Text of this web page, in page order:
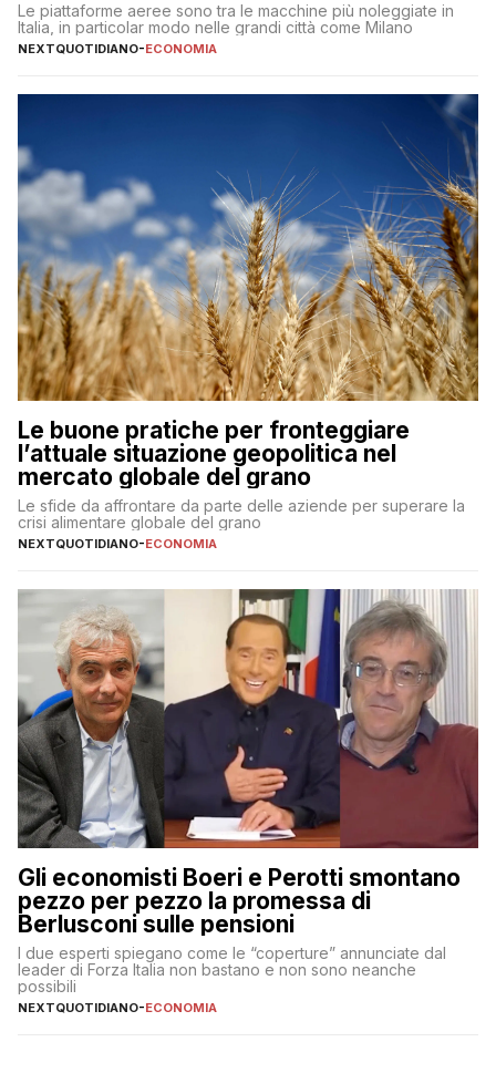
Le piattaforme aeree sono tra le macchine più noleggiate in
Italia, in particolar modo nelle grandi città come Milano
NEXTQUOTIDIANO-ECONOMIA
Le buone pratiche per fronteggiare
l’attuale situazione geopolitica nel
mercato globale del grano
Le sfide da affrontare da parte delle aziende per superare la
crisi alimentare globale del grano
NEXTQUOTIDIANO-ECONOMIA
Gli economisti Boeri e Perotti smontano
pezzo per pezzo la promessa di
Berlusconi sulle pensioni
I due esperti spiegano come le “coperture” annunciate dal
leader di Forza Italia non bastano e non sono neanche
possibili
NEXTQUOTIDIANO-ECONOMIA